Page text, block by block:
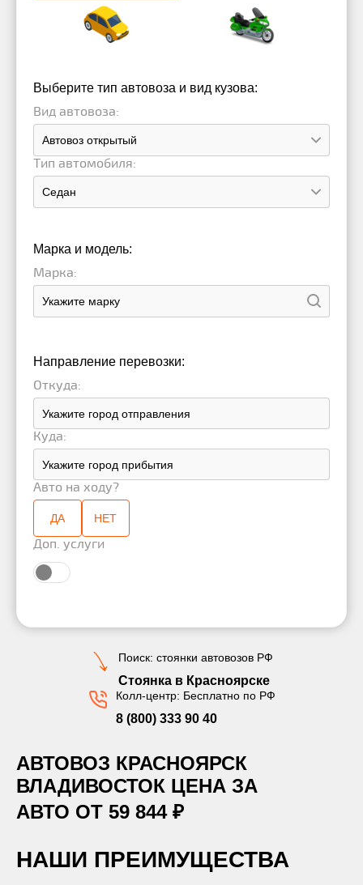
Выберите тип автовоза и вид кузова:
Вид автовоза:
Тип автомобиля:
Марка и модель:
Марка:
Направление перевозки:
Откуда:
Куда:
Авто на ходу?
ДА НЕТ
Доп. услуги
Поиск: стоянки автовозов РФ
Стоянка в Красноярске
Колл-центр: Бесплатно по РФ
8 (800) 333 90 40
АВТОВОЗ КРАСНОЯРСК
ВЛАДИВОСТОК ЦЕНА ЗА
АВТО ОТ 59 844 ₽
НАШИ ПРЕИМУЩЕСТВА